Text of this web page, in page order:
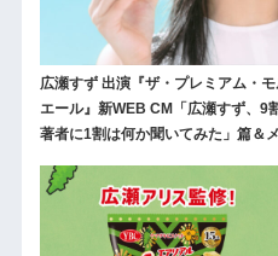
広瀬すず 出演『ザ・プレミアム・
エール』新WEB CM「広瀬すず、9
著者に1割は何か聞いてみた」篇＆